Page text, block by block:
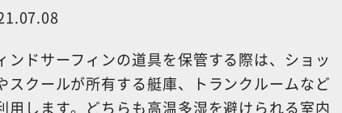
ンドサーフィンの道具を保管する際は、ショッ
スクールが所有する艇庫、トランクルームなど
用します。どちらも高温多湿を避けられる室内